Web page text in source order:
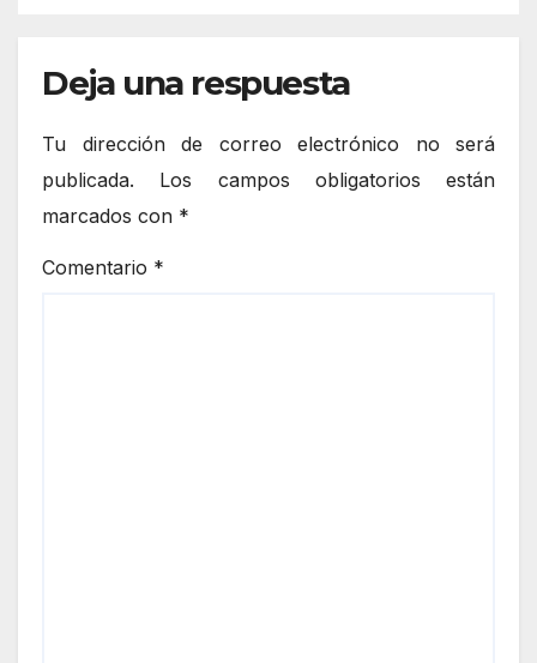
Deja una respuesta
Tu dirección de correo electrónico no será
publicada.
Los campos obligatorios están
marcados con *
Comentario *